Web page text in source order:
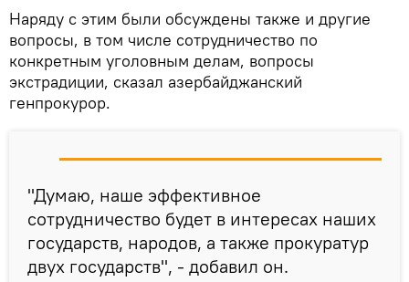
Наряду с этим были обсуждены также и другие
вопросы, в том числе сотрудничество по
конкретным уголовным делам, вопросы
экстрадиции, сказал азербайджанский
генпрокурор.
"Думаю, наше эффективное
сотрудничество будет в интересах наших
государств, народов, а также прокуратур
двух государств", - добавил он.